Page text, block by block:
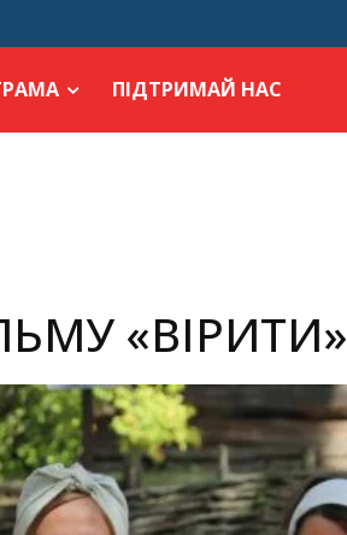
ПІДТРИМАЙ НАС
«ВІРИТИ»